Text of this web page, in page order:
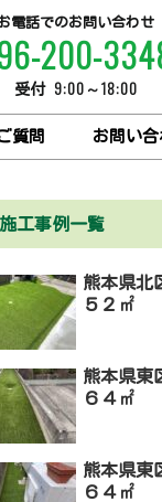
電話でのお問い合わせ
200-
受付 9:00～18:00
質問 お問い
工事例一覧
熊本県北
５２㎡
熊本県東
６４㎡
熊本県東
６４㎡